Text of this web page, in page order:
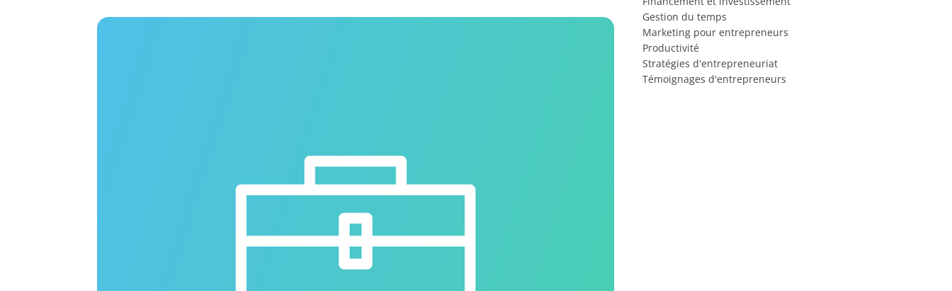
Gestion du temps
Marketing pour entrepreneurs
Productivité
Stratégies d'entrepreneuriat
Témoignages d'entrepreneurs